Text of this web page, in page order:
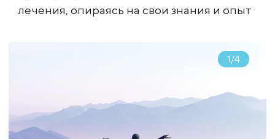
лечения, опираясь на свои знания и опыт